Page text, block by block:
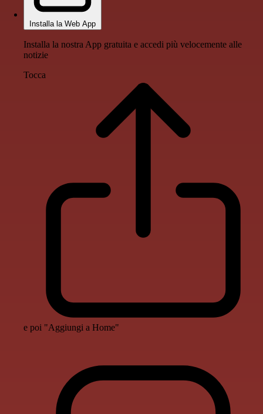
Installa la Web App
Installa la nostra App gratuita e accedi più velocemente alle
notizie
Tocca
e poi "Aggiungi a Home"